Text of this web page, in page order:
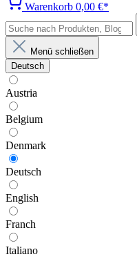
Warenkorb 0,00 €*
Menü schließen
Deutsch
Austria
Belgium
Denmark
Deutsch
English
Franch
Italiano